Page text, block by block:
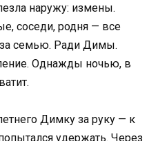
наружу: измены.
соседи, родня — все
за семью. Ради Димы.
Однажды ночью, в
Димку за руку — к
удержать. Через